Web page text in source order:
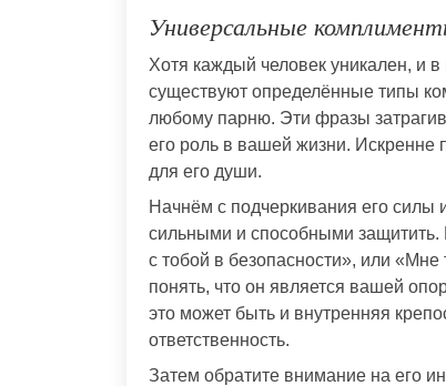
Универсальные
Хотя каждый человек уникален, и
существуют определённые типы
любому парню. Эти фразы
его роль в вашей жизни. Искренне
для его души.
Начнём с подчеркивания его силы
сильными и способными защитить.
с тобой в безопасности», или
понять, что он является вашей
это может быть и внутренняя
ответственность.
Затем обратите внимание на его